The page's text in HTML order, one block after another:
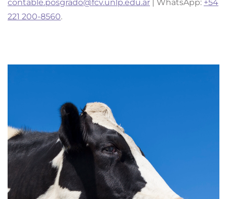
contable.posgrado@fcv.unlp.edu.ar | WhatsApp: +54
221 200-8560.